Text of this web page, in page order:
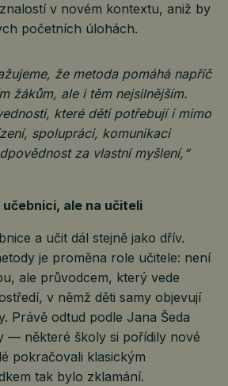
v novém kontextu, aniž by
početních úlohách.
že metoda pomáhá napříč
žákům, ale i těm nejsilnějším.
které děti potřebují i mimo
spolupráci, komunikaci
za vlastní myšlení,“
ale na učiteli
a učit dál stejně jako dřív.
je proměna role učitele: není
ale průvodcem, který vede
v němž děti samy objevují
Právě odtud podle Jana Šeda
— některé školy si pořídily nové
pokračovali klasickým
tak bylo zklamání.